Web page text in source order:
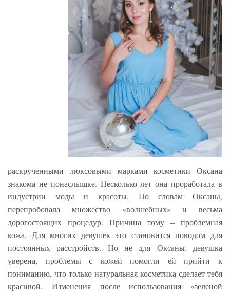
раскрученными люксовыми марками косметики Оксана
знакома не понаслышке. Несколько лет она проработала в
индустрии моды и красоты. По словам Оксаны,
перепробовала множество «волшебных» и весьма
дорогостоящих процедур. Причина тому – проблемная
кожа. Для многих девушек это становится поводом для
постоянных расстройств. Но не для Оксаны: девушка
уверена, проблемы с кожей помогли ей прийти к
пониманию, что только натуральная косметика сделает тебя
красивой. Изменения после использования «зеленой